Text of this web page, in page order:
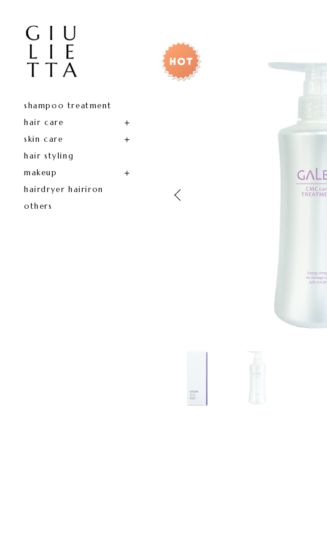
shampoo treatment
hair care
skin care
hair styling
makeup
hairdryer hairiron
others